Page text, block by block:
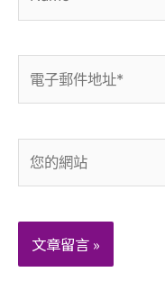
件
地
址
的
站